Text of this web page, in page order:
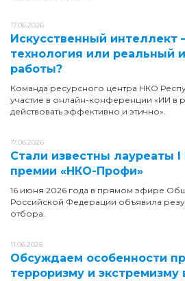
17.06.2026
Искусственный интеллект
технология или реальный
работы?
Команда ресурсного центра НКО
участие в онлайн-конференции «ИИ в
действовать эффективно и этично».
17.06.2026
Стали известны лауреаты I
премии «НКО-Профи»
16 июня 2026 года в прямом эфире
Российской Федерации объявила
отбора.
11.06.2026
Обсуждаем особенности
терроризму и экстремизму